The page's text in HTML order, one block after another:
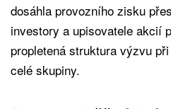
dosáhla provozního zisku
investory a upisovatele akcií
propletená struktura výzvu
celé skupiny.